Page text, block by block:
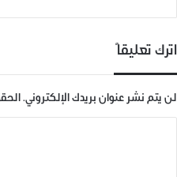
في "ديجتال نيوز"
اترك تعليقاً
لن يتم نشر عنوان بريدك الإلكتروني.